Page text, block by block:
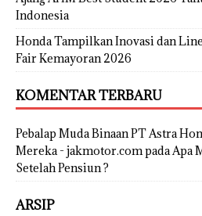
Indonesia
Honda Tampilkan Inovasi dan
Fair Kemayoran 2026
KOMENTAR TERBARU
Pebalap Muda Binaan PT Astra
Mereka - jakmotor.compada Apa
Setelah Pensiun ?
ARSIP